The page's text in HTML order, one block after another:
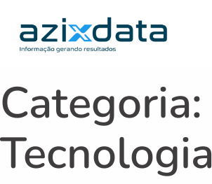
Categoria:
Tecnologia